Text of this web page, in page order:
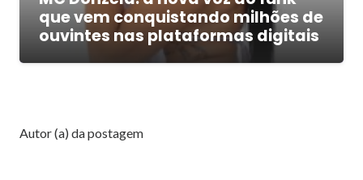
que vem conquistando milhões de
ouvintes nas plataformas digitais
Autor (a) da postagem